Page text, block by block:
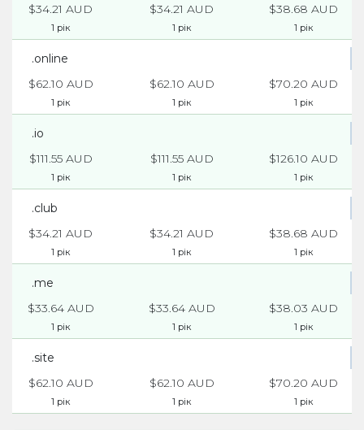
$34.21 AUD
1 рік
$34.21 AUD
1 рік
$38.68 AUD
1 рік
.online
$62.10 AUD
1 рік
$62.10 AUD
1 рік
$70.20 AUD
1 рік
.io
$111.55 AUD
1 рік
$111.55 AUD
1 рік
$126.10 AUD
1 рік
.club
$34.21 AUD
1 рік
$34.21 AUD
1 рік
$38.68 AUD
1 рік
.me
$33.64 AUD
1 рік
$33.64 AUD
1 рік
$38.03 AUD
1 рік
.site
$62.10 AUD
1 рік
$62.10 AUD
1 рік
$70.20 AUD
1 рік